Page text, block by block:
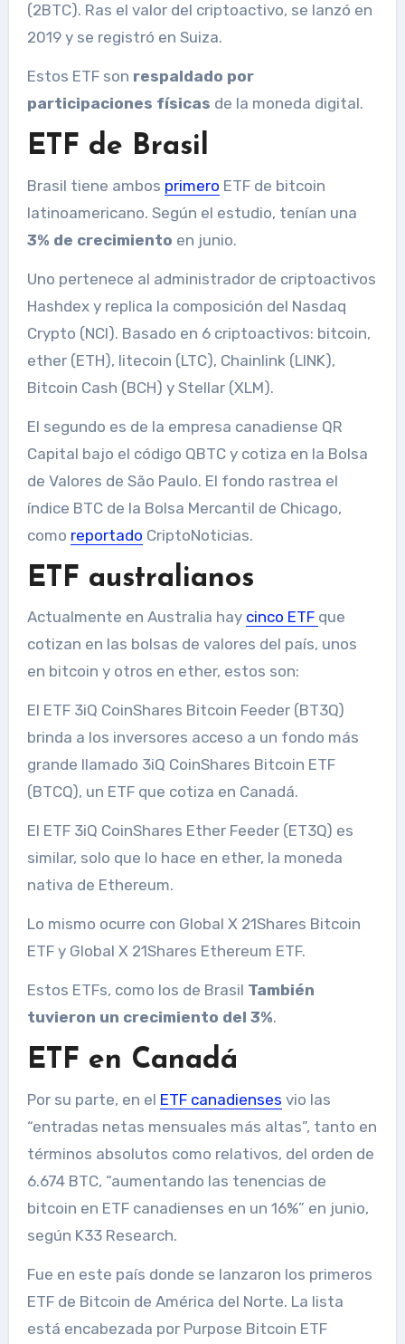
(2BTC). Ras el valor del criptoactivo, se lanzó en
2019 y se registró en Suiza.
Estos ETF son respaldado por
participaciones físicas de la moneda digital.
ETF de Brasil
Brasil tiene ambos primero ETF de bitcoin
latinoamericano. Según el estudio, tenían una
3% de crecimiento en junio.
Uno pertenece al administrador de criptoactivos
Hashdex y replica la composición del Nasdaq
Crypto (NCI). Basado en 6 criptoactivos: bitcoin,
ether (ETH), litecoin (LTC), Chainlink (LINK),
Bitcoin Cash (BCH) y Stellar (XLM).
El segundo es de la empresa canadiense QR
Capital bajo el código QBTC y cotiza en la Bolsa
de Valores de São Paulo. El fondo rastrea el
índice BTC de la Bolsa Mercantil de Chicago,
como reportado CriptoNoticias.
ETF australianos
Actualmente en Australia hay cinco ETF que
cotizan en las bolsas de valores del país, unos
en bitcoin y otros en ether, estos son:
El ETF 3iQ CoinShares Bitcoin Feeder (BT3Q)
brinda a los inversores acceso a un fondo más
grande llamado 3iQ CoinShares Bitcoin ETF
(BTCQ), un ETF que cotiza en Canadá.
El ETF 3iQ CoinShares Ether Feeder (ET3Q) es
similar, solo que lo hace en ether, la moneda
nativa de Ethereum.
Lo mismo ocurre con Global X 21Shares Bitcoin
ETF y Global X 21Shares Ethereum ETF.
Estos ETFs, como los de Brasil También
tuvieron un crecimiento del 3%.
ETF en Canadá
Por su parte, en el ETF canadienses vio las
“entradas netas mensuales más altas”, tanto en
términos absolutos como relativos, del orden de
6.674 BTC, “aumentando las tenencias de
bitcoin en ETF canadienses en un 16%” en junio,
según K33 Research.
Fue en este país donde se lanzaron los primeros
ETF de Bitcoin de América del Norte. La lista
está encabezada por Purpose Bitcoin ETF